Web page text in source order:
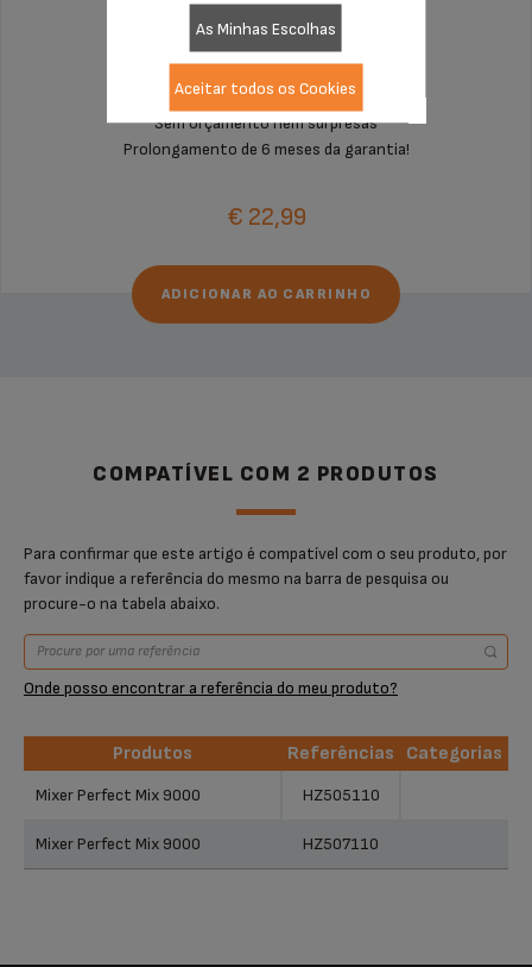
Sem orçamento nem surpresas
Prolongamento de 6 meses da garantia!
€ 22,99
ADICIONAR AO CARRINHO
COMPATÍVEL COM 2 PRODUTOS
Para confirmar que este artigo é compatível com o seu produto, por
favor indique a referência do mesmo na barra de pesquisa ou
procure-o na tabela abaixo.
Onde posso encontrar a referência do meu produto?
Produtos Referências
Categorias
Produtos
Mixer Perfect Mix 9000 HZ505110
Mixer Perfect Mix 9000 HZ507110
As Minhas Escolhas
Aceitar todos os Cookies